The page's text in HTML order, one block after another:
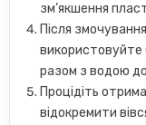
зм’якшення
Після
використовуйте
разом з водою до
Процідіть
відокремити